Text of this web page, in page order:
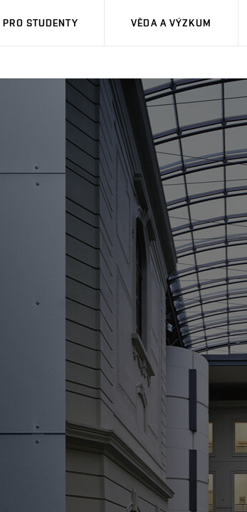
PRO STUDENTY VĚDA A VÝZKUM